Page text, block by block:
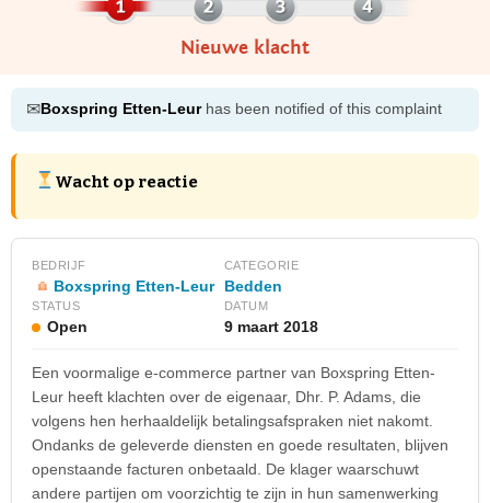
Nieuwe klacht
✉Boxspring Etten-Leurhas been notified of this complaint
Wacht op reactie
BEDRIJF
Boxspring Etten-Leur
CATEGORIE
Bedden
STATUS
Open
DATUM
9 maart 2018
Een voormalige e-commerce partner van Boxspring Etten-
Leur heeft klachten over de eigenaar, Dhr. P. Adams, die
volgens hen herhaaldelijk betalingsafspraken niet nakomt.
Ondanks de geleverde diensten en goede resultaten, blijven
openstaande facturen onbetaald. De klager waarschuwt
andere partijen om voorzichtig te zijn in hun samenwerking